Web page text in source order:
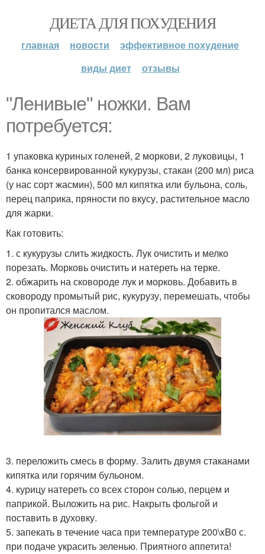
ДИЕТА ДЛЯ ПОХУДЕНИЯ
главная новости
эффективное похудение
виды диет
отзывы
"Ленивые" ножки. Вам
потребуется:
1 упаковка куриных голеней, 2 моркови, 2 луковицы, 1
банка консервированной кукурузы, стакан (200 мл) риса
(у нас сорт жасмин), 500 мл кипятка или бульона, соль,
перец паприка, пряности по вкусу, растительное масло
для жарки.
Как готовить:
1. с кукурузы слить жидкость. Лук очистить и мелко
порезать. Морковь очистить и натереть на терке.
2. обжарить на сковороде лук и морковь. Добавить в
сковороду промытый рис, кукурузу, перемешать, чтобы
он пропитался маслом.
3. переложить смесь в форму. Залить двумя стаканами
кипятка или горячим бульоном.
4. курицу натереть со всех сторон солью, перцем и
паприкой. Выложить на рис. Накрыть фольгой и
поставить в духовку.
5. запекать в течение часа при температуре 200\xB0 с.
при подаче украсить зеленью. Приятного аппетита!